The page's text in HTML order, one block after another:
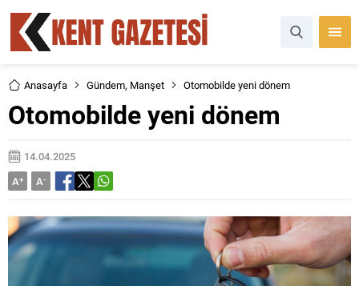
Anasayfa Gündem, Manşet Otomobilde yeni dönem
Otomobilde yeni dönem
14.04.2025
A+ A-